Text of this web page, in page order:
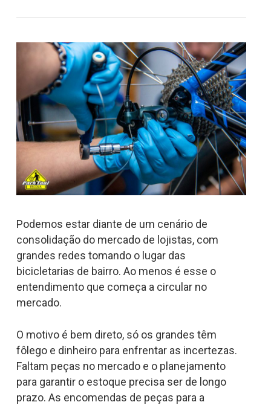
Podemos estar diante de um cenário de
consolidação do mercado de lojistas, com
grandes redes tomando o lugar das
bicicletarias de bairro. Ao menos é esse o
entendimento que começa a circular no
mercado.
O motivo é bem direto, só os grandes têm
fôlego e dinheiro para enfrentar as incertezas.
Faltam peças no mercado e o planejamento
para garantir o estoque precisa ser de longo
prazo. As encomendas de peças para a